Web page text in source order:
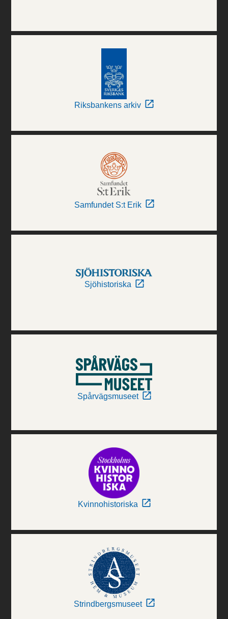
Riksbankens arkiv
Samfundet S:t Erik
Sjöhistoriska
Spårvägsmuseet
Kvinnohistoriska
Strindbergsmuseet